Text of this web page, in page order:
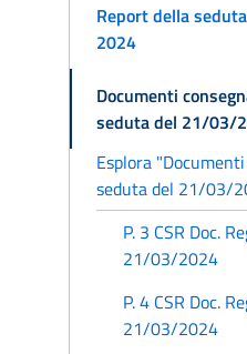
Report della
2024
Documenti
seduta del 21/03/
Esplora
seduta del 21/03/
P. 3 CSR Doc.
21/03/2024
P. 4 CSR Doc.
21/03/2024